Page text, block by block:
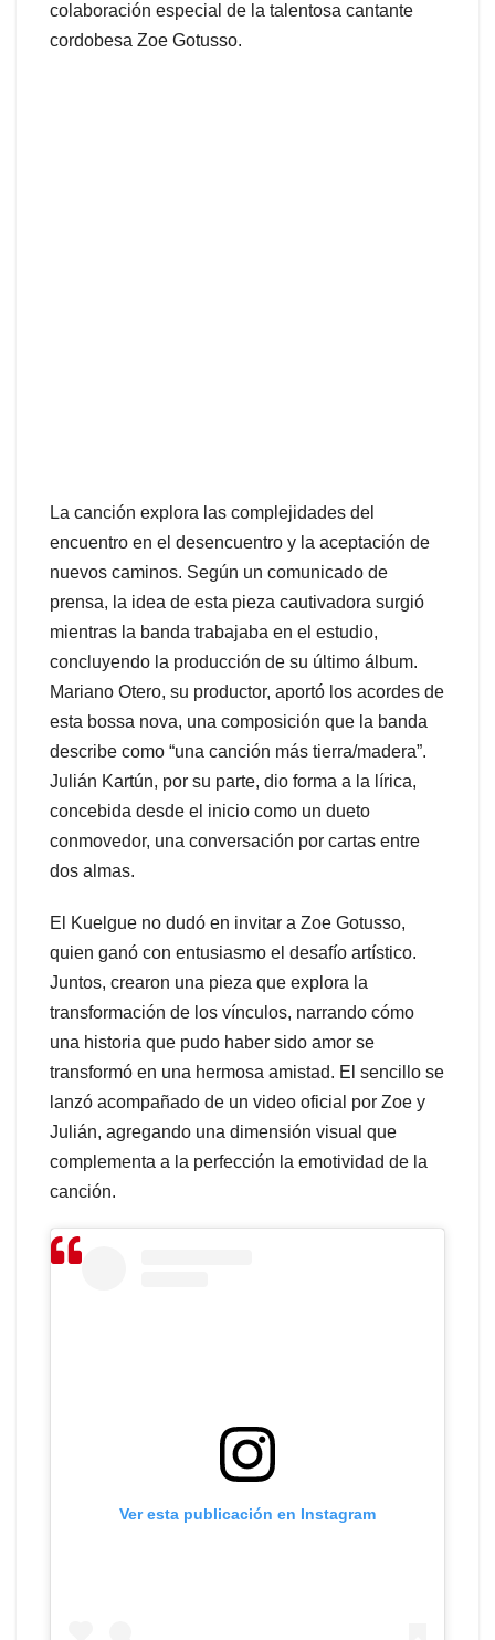
colaboración especial de la talentosa cantante
cordobesa Zoe Gotusso.
La canción explora las complejidades del
encuentro en el desencuentro y la aceptación de
nuevos caminos. Según un comunicado de
prensa, la idea de esta pieza cautivadora surgió
mientras la banda trabajaba en el estudio,
concluyendo la producción de su último álbum.
Mariano Otero, su productor, aportó los acordes de
esta bossa nova, una composición que la banda
describe como “una canción más tierra/madera”.
Julián Kartún, por su parte, dio forma a la lírica,
concebida desde el inicio como un dueto
conmovedor, una conversación por cartas entre
dos almas.
El Kuelgue no dudó en invitar a Zoe Gotusso,
quien ganó con entusiasmo el desafío artístico.
Juntos, crearon una pieza que explora la
transformación de los vínculos, narrando cómo
una historia que pudo haber sido amor se
transformó en una hermosa amistad. El sencillo se
lanzó acompañado de un video oficial por Zoe y
Julián, agregando una dimensión visual que
complementa a la perfección la emotividad de la
canción.
Ver esta publicación en Instagram